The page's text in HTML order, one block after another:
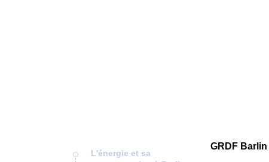
L'énergie et sa
GRDF Barlin